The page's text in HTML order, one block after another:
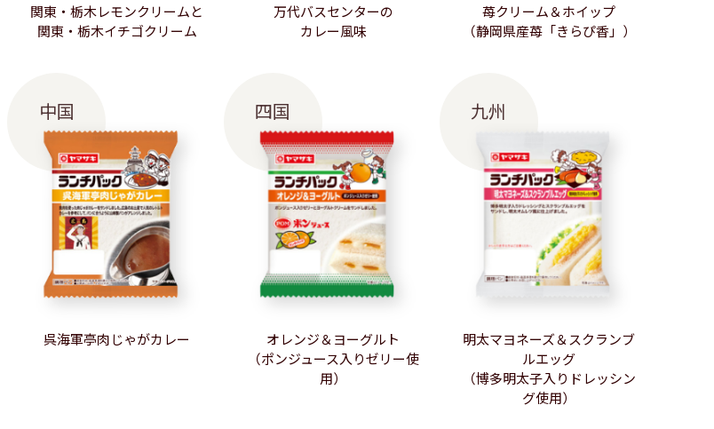
関東・栃木レモンクリームと
関東・栃木イチゴクリーム
万代バスセンターの
カレー風味
苺クリーム＆ホイップ
（静岡県産苺「きらぴ香」）
中国
呉海軍亭肉じゃがカレー
四国
オレンジ＆ヨーグルト
（ポンジュース入りゼリー使
用）
九州
明太マヨネーズ＆スクランブ
ルエッグ
（博多明太子入りドレッシン
グ使用）